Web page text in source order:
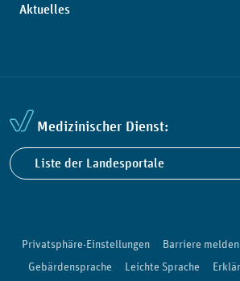
Aktuelles
Medizinischer Dienst:
Liste der Landesportale
Privatsphäre-Einstellungen Barriere melden
Gebärdensprache
Leichte Sprache